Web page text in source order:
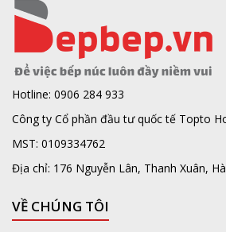
Hotline: 0906 284 933
Công ty Cổ phần đầu tư quốc tế Topto
MST: 0109334762
Địa chỉ: 176 Nguyễn Lân, Thanh Xuân,
VỀ CHÚNG TÔI